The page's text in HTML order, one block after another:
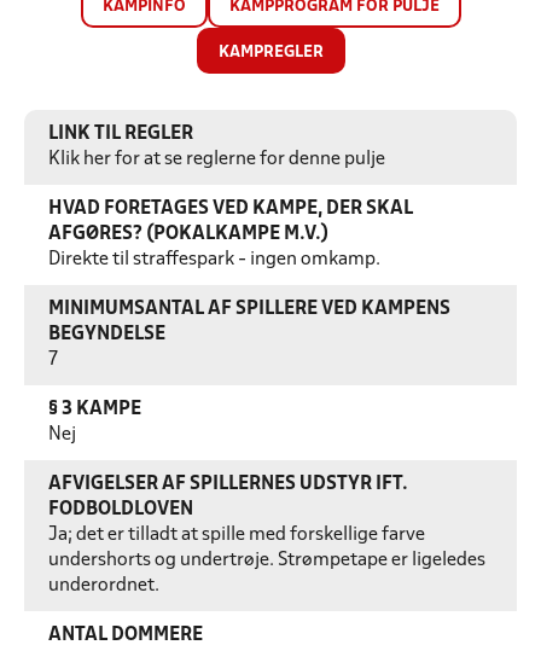
KAMPINFO KAMPPROGRAM FOR PULJE
KAMPREGLER
LINK TIL REGLER
Klik her for at se reglerne for denne pulje
HVAD FORETAGES VED KAMPE, DER SKAL
AFGØRES? (POKALKAMPE M.V.)
Direkte til straffespark - ingen omkamp.
MINIMUMSANTAL AF SPILLERE VED KAMPENS
BEGYNDELSE
7
§ 3 KAMPE
Nej
AFVIGELSER AF SPILLERNES UDSTYR IFT.
FODBOLDLOVEN
Ja; det er tilladt at spille med forskellige farve
undershorts og undertrøje. Strømpetape er ligeledes
underordnet.
ANTAL DOMMERE